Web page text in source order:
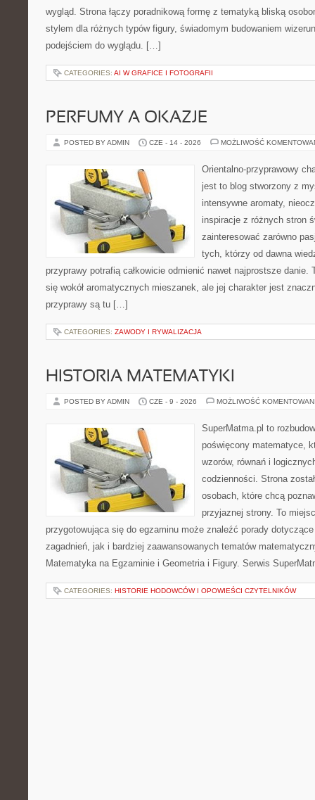
wygląd. Strona łączy poradnikową formę z tematyką bliską
stylem dla różnych typów figury, świadomym budowaniem
podejściem do wyglądu. […]
CATEGORIES: AI W GRAFICE I FOTOGRAFII
PERFUMY A OKAZJE
POSTED BY ADMIN CZE - 14 - 2026 MOŻLIWOŚĆ
Orientalno-przyprawowy
jest to blog stworzony z
intensywne aromaty,
inspiracje z różnych stron
zainteresować zarówno
tych, którzy od dawna
przyprawy potrafią całkowicie odmienić nawet najprostsze danie.
się wokół aromatycznych mieszanek, ale jej charakter jest
przyprawy są tu […]
CATEGORIES: ZAWODY I RYWALIZACJA
HISTORIA MATEMATYKI
POSTED BY ADMIN CZE - 9 - 2026 MOŻLIWOŚĆ
SuperMatma.pl to
poświęcony matematyce,
wzorów, równań i
codzienności. Strona
osobach, które chcą
przyjaznej strony. To
przygotowująca się do egzaminu może znaleźć porady
zagadnień, jak i bardziej zaawansowanych tematów
Matematyka na Egzaminie i Geometria i Figury. Serwis
CATEGORIES: HISTORIE HODOWCÓW I OPOWIEŚCI CZYTELNIKÓW